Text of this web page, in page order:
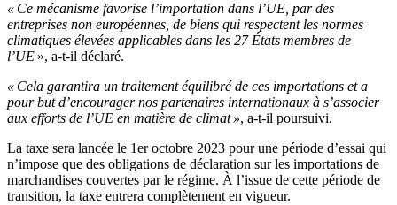
« Ce mécanisme favorise l’importation dans l’UE, par des
entreprises non européennes, de biens qui respectent les normes
climatiques élevées applicables dans les 27 États membres de
l’UE », a-t-il déclaré.
« Cela garantira un traitement équilibré de ces importations et a
pour but d’encourager nos partenaires internationaux à s’associer
aux efforts de l’UE en matière de climat », a-t-il poursuivi.
La taxe sera lancée le 1er octobre 2023 pour une période d’essai qui
n’impose que des obligations de déclaration sur les importations de
marchandises couvertes par le régime. À l’issue de cette période de
transition, la taxe entrera complètement en vigueur.